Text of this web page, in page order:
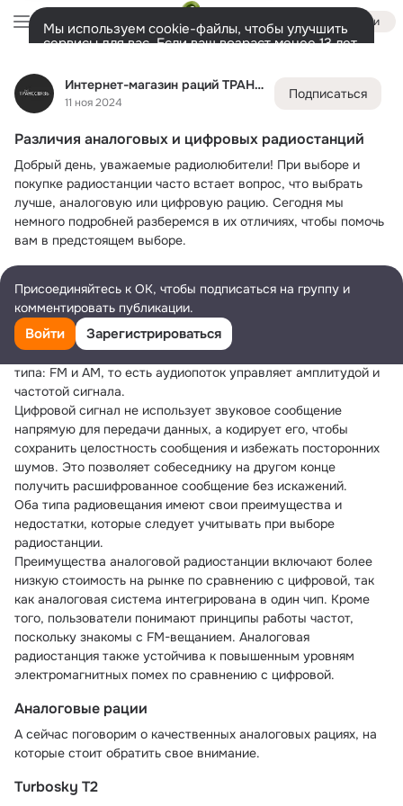
Интернет-магазин раций ТРАНССВЯЗЬ
11 ноя 2024
Подписаться
Различия аналоговых и цифровых радиостанций
Добрый день, уважаемые радиолюбители! При выборе и
покупке радиостанции часто встает вопрос, что выбрать
лучше, аналоговую или цифровую рацию. Сегодня мы
немного подробней разберемся в их отличиях, чтобы помочь
вам в предстоящем выборе.
видов трансляции, открытый людьми при изучении
радиоволн. Принцип работы основан на модуляции
радиоволны (изменении) относительно передаваемого
звукового сигнала. Частотная модуляция делится на два
типа: FM и AM, то есть аудиопоток управляет амплитудой и
частотой сигнала.
Цифровой сигнал не использует звуковое сообщение
напрямую для передачи данных, а кодирует его, чтобы
сохранить целостность сообщения и избежать посторонних
шумов. Это позволяет собеседнику на другом конце
получить расшифрованное сообщение без искажений.
Оба типа радиовещания имеют свои преимущества и
недостатки, которые следует учитывать при выборе
радиостанции.
Преимущества аналоговой радиостанции включают более
низкую стоимость на рынке по сравнению с цифровой, так
как аналоговая система интегрирована в один чип. Кроме
того, пользователи понимают принципы работы частот,
поскольку знакомы с FM-вещанием. Аналоговая
радиостанция также устойчива к повышенным уровням
электромагнитных помех по сравнению с цифровой.
Аналоговые рации
А сейчас поговорим о качественных аналоговых рациях, на
которые стоит обратить свое внимание.
Turbosky T2
Войти
Мы используем cookie-файлы, чтобы улучшить
сервисы для вас. Если ваш возраст менее 13 лет,
представитель.
Разрешить все Настроить
Лента Участники Фото 112 Ещё
Дополнительная
Присоединяйтесь к ОК, чтобы подписаться на группу и
комментировать публикации.
Войти Зарегистрироваться